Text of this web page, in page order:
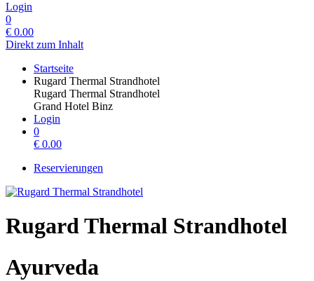
Login
0
€ 0.00
Direkt zum Inhalt
Startseite
Rugard Thermal Strandhotel
Rugard Thermal Strandhotel
Grand Hotel Binz
Login
0
€ 0.00
Reservierungen
Rugard Thermal Strandhotel
Ayurveda